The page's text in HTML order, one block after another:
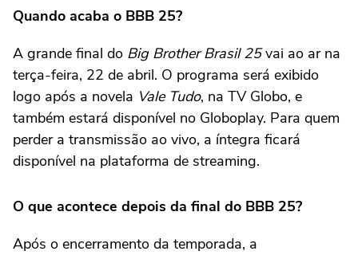
Quando acaba o BBB 25?
A grande final do Big Brother Brasil 25vai ao ar na
terça-feira, 22 de abril. O programa será exibido
logo após a novela Vale Tudo, na TV Globo, e
também estará disponível no Globoplay. Para quem
perder a transmissão ao vivo, a íntegra ficará
disponível na plataforma de streaming.
O que acontece depois da final do BBB 25?
Após o encerramento da temporada, a